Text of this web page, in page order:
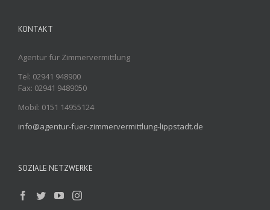
KONTAKT
Agentur für Zimmervermittlung
Tel: 02941 948900
Fax: 02941 9489050
Mobil: 0151 14955124
info@agentur-fuer-zimmervermittlung-lippstadt.de
SOZIALE NETZWERKE